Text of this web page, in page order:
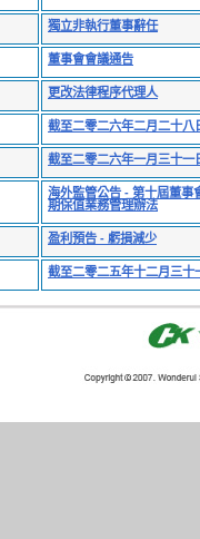
獨立非執行董事辭任
董事會會議通告
更改法律程序代理人
截至二零二六年二月二十八
截至二零二六年一月三十一
海外監管公告 - 第十屆董事
期保值業務管理辦法
盈利預告 - 虧損減少
截至二零二五年十二月三十